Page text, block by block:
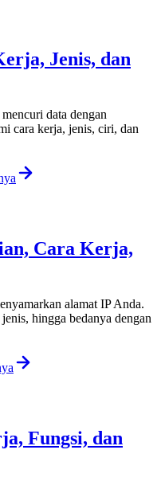
Jenis, dan
data dengan
cara kerja, jenis, ciri, dan
Cara Kerja,
alamat IP Anda.
hingga bedanya dengan
Fungsi, dan